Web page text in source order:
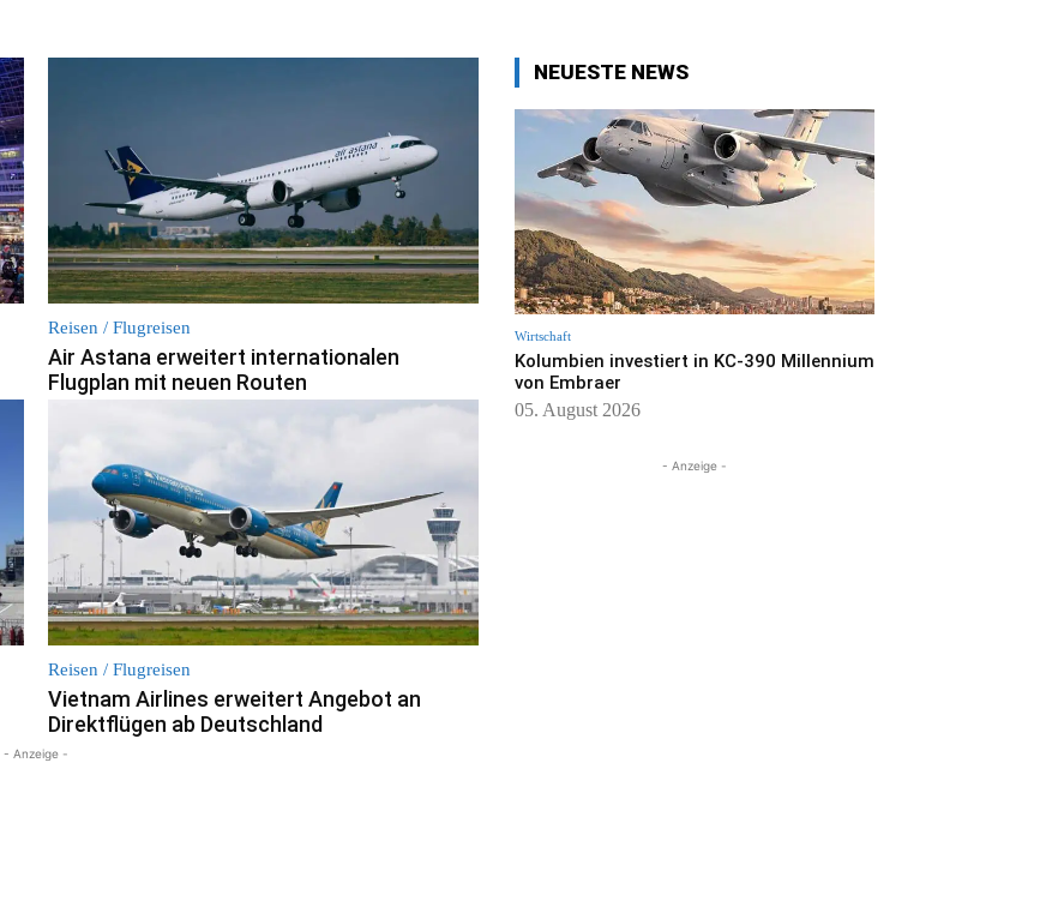
Reisen / Flugreisen
Air Astana erweitert internationalen
Flugplan mit neuen Routen
Reisen / Flugreisen
Vietnam Airlines erweitert Angebot an
Direktflügen ab Deutschland
- Anzeige -
NEUESTE NEWS
Wirtschaft
Kolumbien investiert in KC-390 Millennium
von Embraer
05. August 2026
- Anzeige -